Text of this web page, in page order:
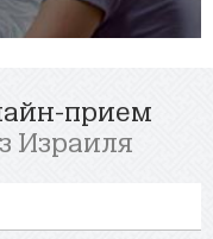
прием
Израиля